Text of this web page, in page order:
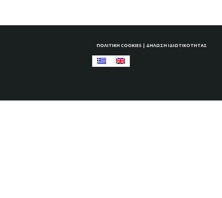
ΠΟΛΙΤΙΚΉ COOKIES | ΔΉΛΩΣΗ ΙΔΙΩΤΙΚΌΤΗΤΑΣ